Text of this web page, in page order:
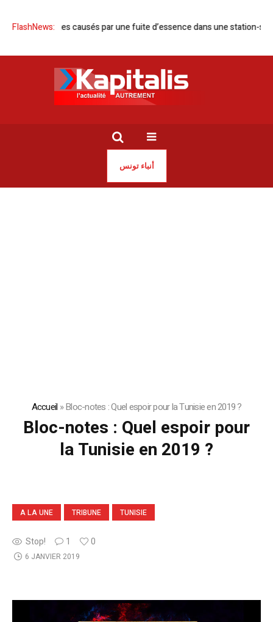
FlashNews:causés par une fuite d’essence dans une station-service
أنباء تونس
Accueil »Bloc-notes : Quel espoir pour la Tunisie en 2019 ?
Bloc-notes : Quel espoir pour
la Tunisie en 2019 ?
A LA UNE TRIBUNE TUNISIE
Stop! 1 0
6 JANVIER 2019